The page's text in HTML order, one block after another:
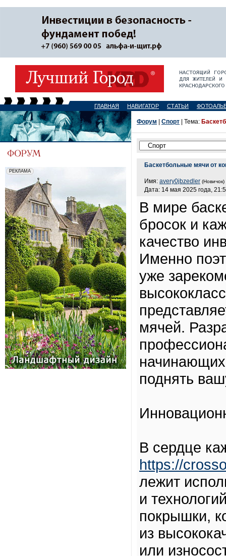
ГЛАВНАЯ НАВИГАТОР СТАТЬИ
Форум Спорт | Тема:
Баскетбольные мячи от
Имя: avery0jbzedler (Новичок)
Дата: 14 мая 2025 года,
В мире
бросок и
качество
Именно
уже
мячей.
поднять
В сердце
https://
лежит
и
покрышки,
из
или